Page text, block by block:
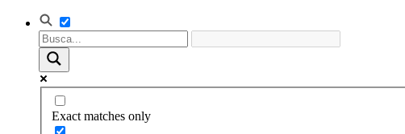
Exact matches only